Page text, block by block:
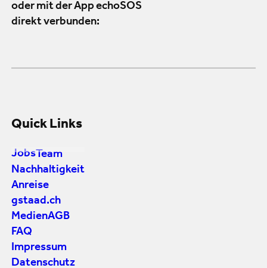
oder mit der App echoSOS
direkt verbunden:
Quick Links
Jobs Team
Nachhaltigkeit
Anreise
gstaad.ch
MedienAGB
FAQ
Impressum
Datenschutz